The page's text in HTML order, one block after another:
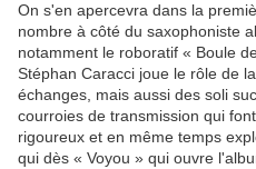
On s'en apercevra dans la
nombre à côté du saxophoniste
notamment le roboratif « Boule
Stéphan Caracci joue le rôle de
échanges, mais aussi des soli
courroies de transmission qui
rigoureux et en même temps
qui dès « Voyou » qui ouvre